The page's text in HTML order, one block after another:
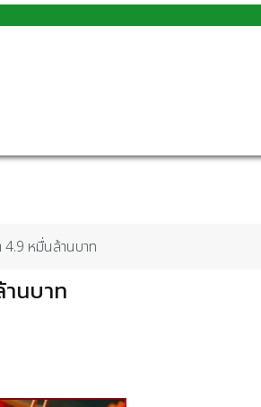
4.9 หมื่นล้านบาท
นบาท